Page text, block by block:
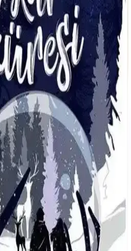
kitabı Malamander ile Shadowghast &
özellikleri detaylı şekilde
Stephen King ve
ve Derinlemesine
kutu ve güç temalarını işleyen,
ortak çalışmasıyla Türkçe
Gençler İçin Eğlenceli ve
uygun, etkileyici ve eğlenceli
değerlendirme alan bir roman. Uygun
gençlerin favorisi olmaya aday.
Şey Kardeşim İçin:
Roman
bu roman, sanal dünyada geçen
arkadaşlık ve cesaret
öne çıkıyor.